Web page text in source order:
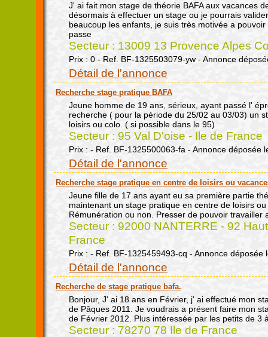
J' ai fait mon stage de théorie BAFA aux vacances
désormais à effectuer un stage ou je pourrais
beaucoup les enfants, je suis très motivée a
passe
Secteur : 13009 13 Provence Alpes
Prix : 0 - Ref. BF-1325503079-yw - Annonce
Détail de l'annonce
Recherche stage pratique BAFA
Jeune homme de 19 ans, sérieux, ayant passé l'
recherche ( pour la période du 25/02 au 03/03) un
loisirs ou colo. ( si possible dans le 95)
Secteur : 95 Val D'oise - Ile de France
Prix : - Ref. BF-1325500063-fa - Annonce déposée
Détail de l'annonce
Recherche stage pratique en centre de loisirs ou
Jeune fille de 17 ans ayant eu sa première partie
maintenant un stage pratique en centre de loisirs
Rémunération ou non. Presser de pouvoir travailler
Secteur : 92000 NANTERRE - 92
France
Prix : - Ref. BF-1325459493-cq - Annonce déposée
Détail de l'annonce
Recherche de stage pratique bafa.
Bonjour, J' ai 18 ans en Février, j' ai effectué mon
de Pâques 2011. Je voudrais a présent faire mon
de Février 2012. Plus intéressée par les petits de 3
Secteur : 78270 78 Ile de France